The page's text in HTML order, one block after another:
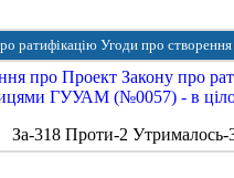
ратифікацію Угоди про
про Проект Закону про
ГУУАМ (№0057) - в
За-318 Проти-2 Утрималось-